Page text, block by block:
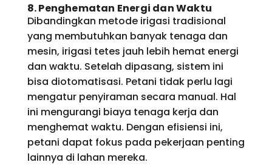
8. Penghematan Energi dan Waktu
Dibandingkan metode irigasi tradisional
yang membutuhkan banyak tenaga dan
mesin, irigasi tetes jauh lebih hemat energi
dan waktu. Setelah dipasang, sistem ini
bisa diotomatisasi. Petani tidak perlu lagi
mengatur penyiraman secara manual. Hal
ini mengurangi biaya tenaga kerja dan
menghemat waktu. Dengan efisiensi ini,
petani dapat fokus pada pekerjaan penting
lainnya di lahan mereka.